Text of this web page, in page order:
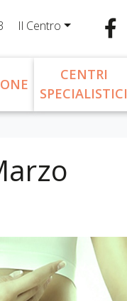
Il Centro
CENTRI
SPECIALISTICI